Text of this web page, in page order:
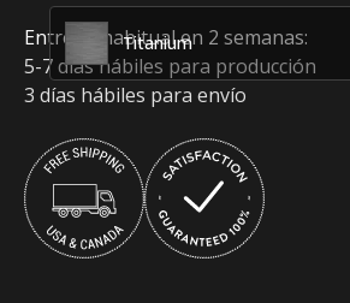
Titanium
Entrega habitual en 2 semanas:
5-7 días hábiles para producción
3 días hábiles para envío